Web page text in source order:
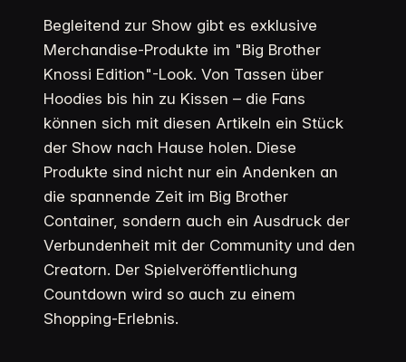
Begleitend zur Show gibt es exklusive
Merchandise-Produkte im "Big Brother
Knossi Edition"-Look. Von Tassen über
Hoodies bis hin zu Kissen – die Fans
können sich mit diesen Artikeln ein Stück
der Show nach Hause holen. Diese
Produkte sind nicht nur ein Andenken an
die spannende Zeit im Big Brother
Container, sondern auch ein Ausdruck der
Verbundenheit mit der Community und den
Creatorn. Der Spielveröffentlichung
Countdown wird so auch zu einem
Shopping-Erlebnis.